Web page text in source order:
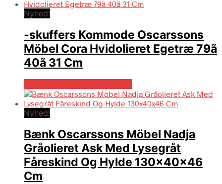
Nyhed!
-skuffers Kommode Oscarssons
Möbel Cora Hvidolieret Egetræ 79ã
40ã 31 Cm
Nyhed!
Bænk Oscarssons Möbel Nadja
Gråolieret Ask Med Lysegråt
Fåreskind Og Hylde 130x40x46
Cm